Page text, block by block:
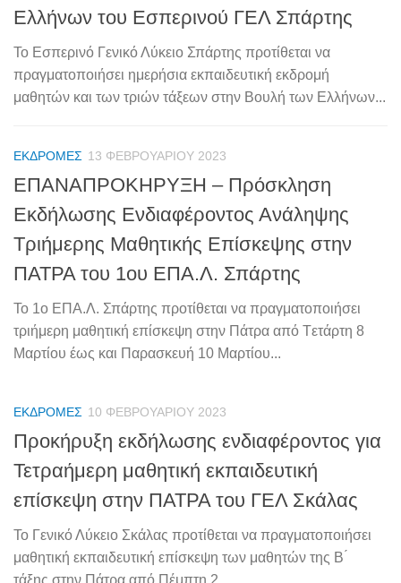
Ελλήνων του Εσπερινού ΓΕΛ Σπάρτης
Το Εσπερινό Γενικό Λύκειο Σπάρτης προτίθεται να
πραγματοποιήσει ημερήσια εκπαιδευτική εκδρομή
μαθητών και των τριών τάξεων στην Βουλή των Ελλήνων...
ΕΚΔΡΟΜΈΣ 13 ΦΕΒΡΟΥΑΡΊΟΥ 2023
ΕΠΑΝΑΠΡΟΚΗΡΥΞΗ – Πρόσκληση
Εκδήλωσης Ενδιαφέροντος Ανάληψης
Τριήμερης Μαθητικής Επίσκεψης στην
ΠΑΤΡΑ του 1ου ΕΠΑ.Λ. Σπάρτης
Το 1ο ΕΠΑ.Λ. Σπάρτης προτίθεται να πραγματοποιήσει
τριήμερη μαθητική επίσκεψη στην Πάτρα από Tετάρτη 8
Μαρτίου έως και Παρασκευή 10 Μαρτίου...
ΕΚΔΡΟΜΈΣ 10 ΦΕΒΡΟΥΑΡΊΟΥ 2023
Προκήρυξη εκδήλωσης ενδιαφέροντος για
Τετραήμερη μαθητική εκπαιδευτική
επίσκεψη στην ΠΑΤΡΑ του ΓΕΛ Σκάλας
Το Γενικό Λύκειο Σκάλας προτίθεται να πραγματοποιήσει
μαθητική εκπαιδευτική επίσκεψη των μαθητών της Β ́
τάξης στην Πάτρα από Πέμπτη 2...